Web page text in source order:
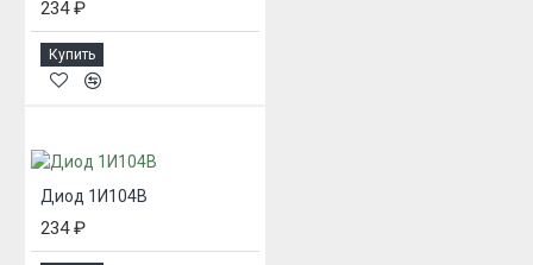
234 ₽
Купить
Диод 1И104В
234 ₽